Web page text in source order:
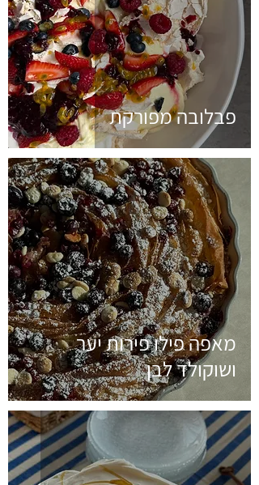
פבלובה מפורקת
מאפה פילו פירות יער
ושוקולד לבן